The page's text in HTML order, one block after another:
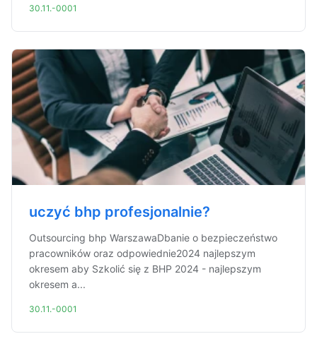
30.11.-0001
uczyć bhp profesjonalnie?
Outsourcing bhp WarszawaDbanie o bezpieczeństwo
pracowników oraz odpowiednie2024 najlepszym
okresem aby Szkolić się z BHP 2024 - najlepszym
okresem a...
30.11.-0001